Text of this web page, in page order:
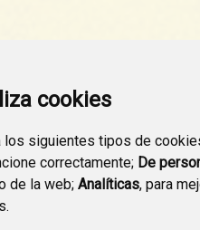
cookies
los siguientes tipos de
correctamente; De
de la web; Analíticas, para